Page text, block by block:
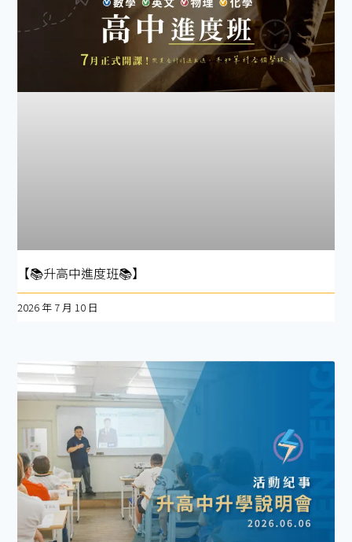
【📚升高中進度班📚】
2026 年 7 月 10 日